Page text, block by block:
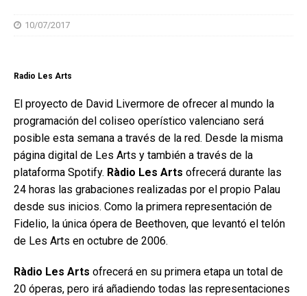
10/07/2017
Radio Les Arts
El proyecto de David Livermore de ofrecer al mundo la
programación del coliseo operístico valenciano será
posible esta semana a través de la red. Desde la misma
página digital de Les Arts y también a través de la
plataforma Spotify. Ràdio Les Arts ofrecerá durante las
24 horas las grabaciones realizadas por el propio Palau
desde sus inicios. Como la primera representación de
Fidelio, la única ópera de Beethoven, que levantó el telón
de Les Arts en octubre de 2006.
Ràdio Les Arts ofrecerá en su primera etapa un total de
20 óperas, pero irá añadiendo todas las representaciones